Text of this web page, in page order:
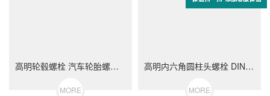
高明轮毂螺栓 汽车轮胎螺丝 不锈钢（304/316）碳钢 合金钢
MORE
高明内六角圆柱头螺栓 DIN912 不锈钢（304/316）碳钢 合金钢
MORE